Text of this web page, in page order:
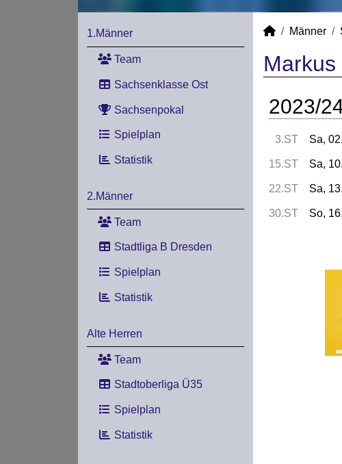
1.Männer
Team
Sachsenklasse Ost
Sachsenpokal
Spielplan
Statistik
2.Männer
Team
Stadtliga B Dresden
Spielplan
Statistik
Alte Herren
Team
Stadtoberliga Ü35
Spielplan
Statistik
Männer
2023/
3.ST Sa,
15.ST Sa,
22.ST Sa,
30.ST So,